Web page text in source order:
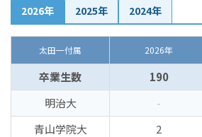
2026年 2025年 2024年
太田一付属 2026年
卒業生数 190
明治大
-
青山学院大
2